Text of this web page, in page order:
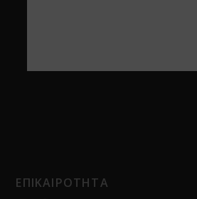
ΕΠΙΚΑΙΡΟΤΗΤΑ